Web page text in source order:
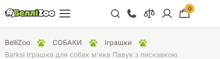
+38 (068) 300 91 91
Відділ продажу
0
BelliZoo СОБАКИ
Іграшки
Barksi Іграшка для собак м'яка Павук з пискавкою